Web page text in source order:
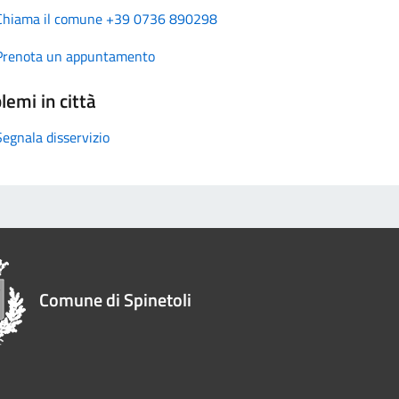
il comune +39 0736 890298
un appuntamento
in città
disservizio
Comune di Spinetoli